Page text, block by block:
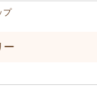
プ